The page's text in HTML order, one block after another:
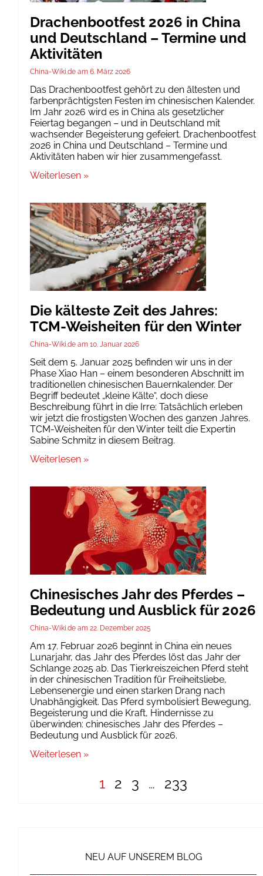
Drachenbootfest 2026 in China
und Deutschland – Termine und
Aktivitäten
China-Wiki.de 6. März 2026
Das Drachenbootfest gehört zu den ältesten und
farbenprächtigsten Festen im chinesischen Kalender.
Im Jahr 2026 wird es in China als gesetzlicher
Feiertag begangen – und in Deutschland mit
wachsender Begeisterung gefeiert. Drachenbootfest
2026 in China und Deutschland – Termine und
Aktivitäten haben wir hier zusammengefasst.
Weiterlesen »
Die kälteste Zeit des Jahres:
TCM-Weisheiten für den Winter
China-Wiki.de 10. Januar 2026
Seit dem 5. Januar 2025 befinden wir uns in der
Phase Xiao Han – einem besonderen Abschnitt im
traditionellen chinesischen Bauernkalender. Der
Begriff bedeutet „kleine Kälte“, doch diese
Beschreibung führt in die Irre: Tatsächlich erleben
wir jetzt die frostigsten Wochen des ganzen Jahres.
TCM-Weisheiten für den Winter teilt die Expertin
Sabine Schmitz in diesem Beitrag.
Weiterlesen »
Chinesisches Jahr des Pferdes –
Bedeutung und Ausblick für 2026
China-Wiki.de 22. Dezember 2025
Am 17. Februar 2026 beginnt in China ein neues
Lunarjahr, das Jahr des Pferdes löst das Jahr der
Schlange 2025 ab. Das Tierkreiszeichen Pferd steht
in der chinesischen Tradition für Freiheitsliebe,
Lebensenergie und einen starken Drang nach
Unabhängigkeit. Das Pferd symbolisiert Bewegung,
Begeisterung und die Kraft, Hindernisse zu
überwinden: chinesisches Jahr des Pferdes –
Bedeutung und Ausblick für 2026.
Weiterlesen »
1 2 3 … 233
NEU AUF UNSEREM BLOG